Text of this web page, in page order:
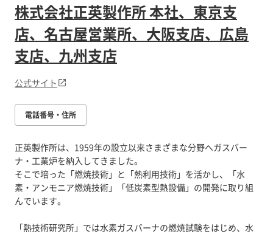
株式会社正英製作所 本社、東京支
店、名古屋営業所、大阪支店、広島
支店、九州支店
公式サイト
電話番号・住所
正英製作所は、1959年の設立以来さまざまな分野へガスバー
ナ・工業炉を納入してきました。
そこで培った「燃焼技術」と「熱利用技術」を活かし、「水
素・アンモニア燃焼技術」「低炭素型熱設備」の開発に取り組
んでいます。
「熱技術研究所」では水素ガスバーナの燃焼試験をはじめ、水